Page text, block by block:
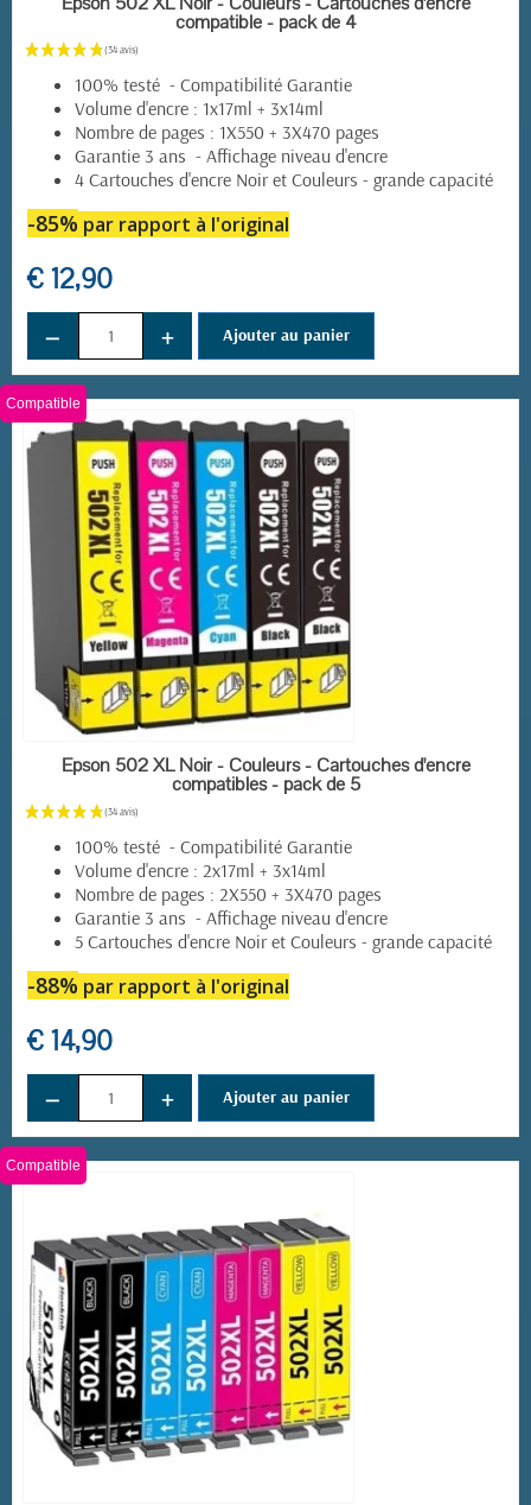
compatible - pack de 4
(34 avis)
100% testé - Compatibilité Garantie
Volume d'encre : 1x17ml + 3x14ml
Nombre de pages : 1X550 + 3X470 pages
Garantie 3 ans - Affichage niveau d'encre
4 Cartouches d'encre Noir et Couleurs - grande capacité
-85% par rapport à l'original
€ 12,90
− + Ajouter au panier
EN STOCK
Compatible
Epson 502 XL Noir - Couleurs - Cartouches d'encre
compatibles - pack de 5
100% testé - Compatibilité Garantie
Volume d'encre : 2x17ml + 3x14ml
Nombre de pages : 2X550 + 3X470 pages
Garantie 3 ans - Affichage niveau d'encre
5 Cartouches d'encre Noir et Couleurs - grande capacité
-88% par rapport à l'original
€ 14,90
− + Ajouter au panier
Compatible